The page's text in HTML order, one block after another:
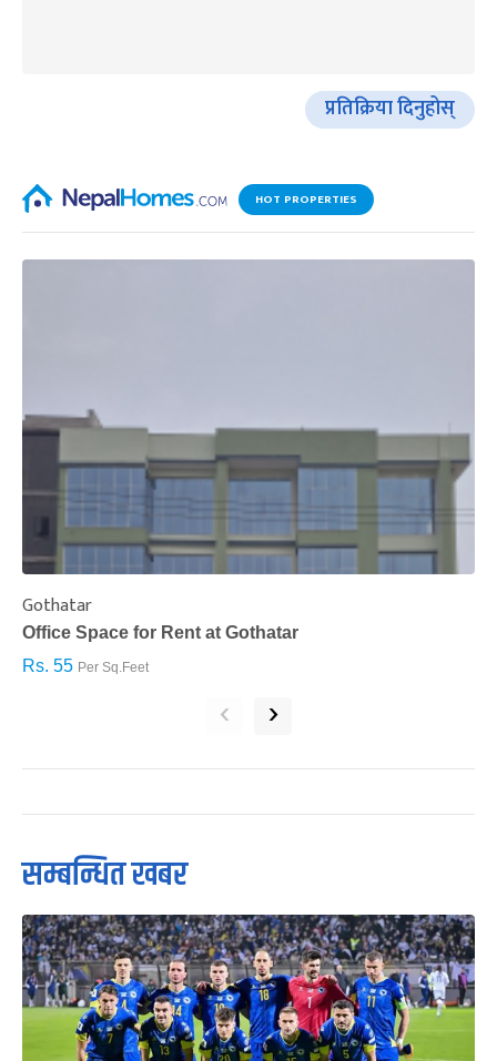
प्रतिक्रिया दिनुहोस्
HOT PROPERTIES
Gothatar
Office Space for Rent at Gothatar
Rs. 55 Per Sq.Feet
‹ ›
सम्बन्धित खबर